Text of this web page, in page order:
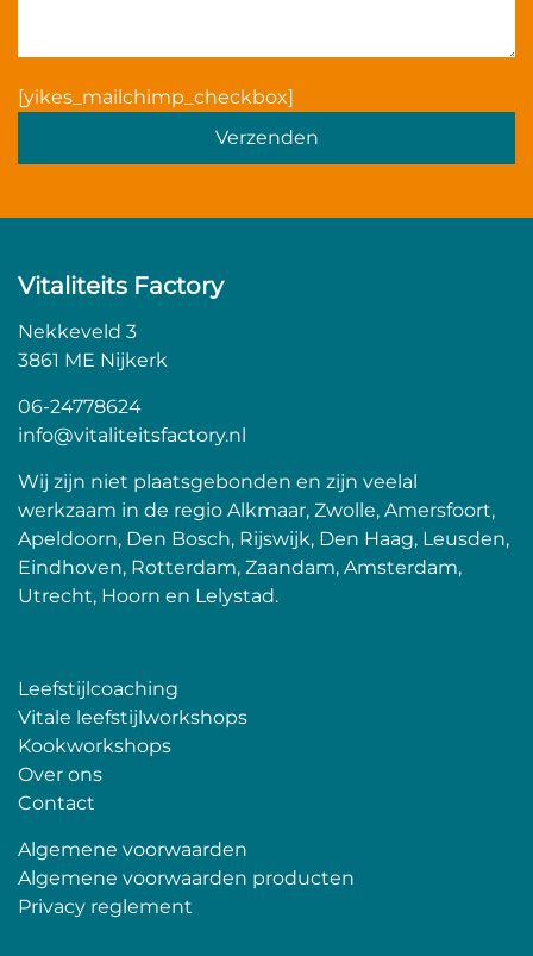
[yikes_mailchimp_checkbox]
Vitaliteits Factory
Nekkeveld 3
3861 ME Nijkerk
06-24778624
info@vitaliteitsfactory.nl
Wij zijn niet plaatsgebonden en zijn veelal
werkzaam in de regio Alkmaar, Zwolle, Amersfoort,
Apeldoorn, Den Bosch, Rijswijk, Den Haag, Leusden,
Eindhoven, Rotterdam, Zaandam, Amsterdam,
Utrecht, Hoorn en Lelystad.
Leefstijlcoaching
Vitale leefstijlworkshops
Kookworkshops
Over ons
Contact
Algemene voorwaarden
Algemene voorwaarden producten
Privacy reglement